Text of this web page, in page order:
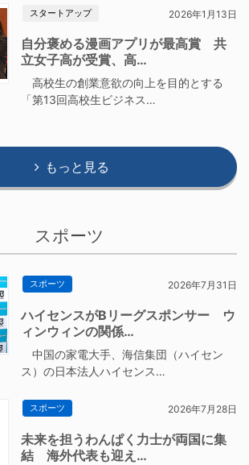
スタートアップ 2026年1月13日
自分褒める漫画アプリが最高賞 共
立女子高が受賞、高…
高校生の創業意欲の向上を目的とする
「第13回高校生ビジネス…
もっと見る
スポーツ
スポーツ 2026年7月31日
ハイセンスがBリーグスポンサー ウ
ィンウィンの関係…
中国の家電大手、海信集団（ハイセン
ス）の日本法人ハイセンス…
スポーツ 2026年7月28日
未来を担うわんぱく力士が両国に集
結 海外代表も迎え…